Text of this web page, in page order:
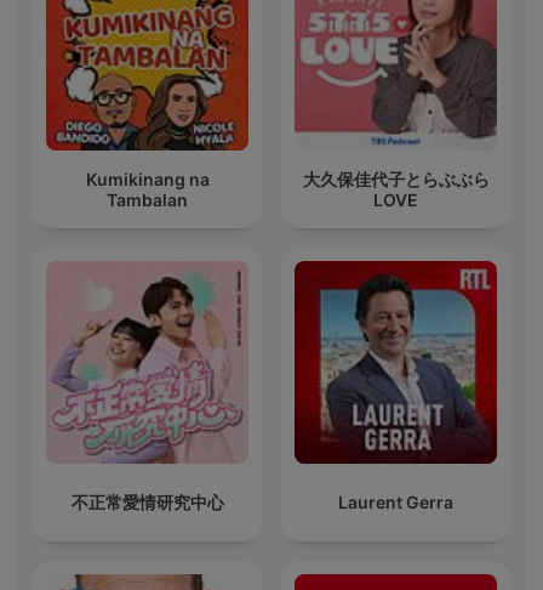
Kumikinang na
Tambalan
大久保佳代子とらぶぶら
LOVE
不正常愛情研究中心 Laurent Gerra